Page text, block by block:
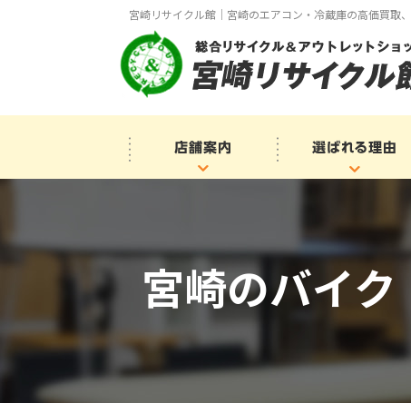
宮崎リサイクル館｜宮崎のエアコン・冷蔵庫の高価買取
宮崎のバイ